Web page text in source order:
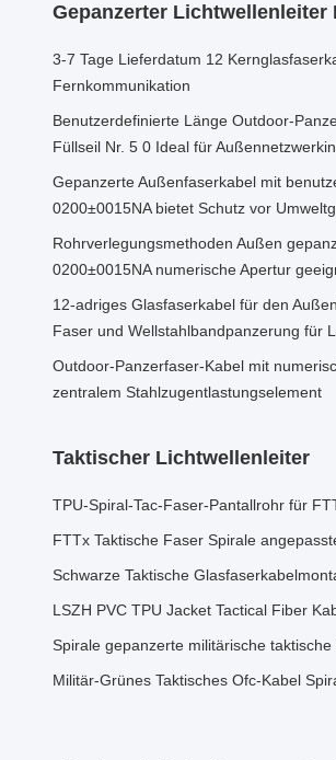
Gepanzerter Lichtwellenleiter
3-7 Tage Lieferdatum 12
Fernkommunikation
Benutzerdefinierte Länge Outdoor-
Füllseil Nr. 5 0 Ideal für
Gepanzerte Außenfaserkabel mit
0200±0015NA bietet Schutz vor
Rohrverlegungsmethoden Außen
0200±0015NA numerische Apertur
12-adriges Glasfaserkabel für den
Faser und Wellstahlbandpanzerung für
Outdoor-Panzerfaser-Kabel mit
zentralem Stahlzugentlastungselement
Taktischer Lichtwellenleiter
TPU-Spiral-Tac-Faser-Pantallrohr für
FTTx Taktische Faser Spirale
Schwarze Taktische
LSZH PVC TPU Jacket Tactical Fiber
Spirale gepanzerte militärische
Militär-Grünes Taktisches Ofc-Kabel